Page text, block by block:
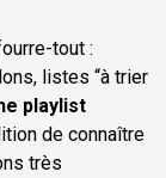
tout :
listes “à trier
playlist
de connaître
très